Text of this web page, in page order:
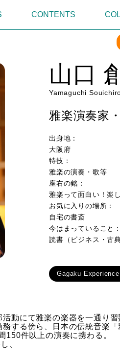
CONTENTS
山口
Yamaguchi
雅楽演奏家
出身地：
大阪府
特技：
雅楽の演奏・歌等
座右の銘：
雅楽って面白い！楽
お気に入りの場所：
自宅の書斎
今はまっていること：
読書（ビジネス・古
神社
Gagaku Experience
動にて雅楽の楽器を一通り習
する傍ら、日本の伝統音楽
150件以上の演奏に携わる。
、